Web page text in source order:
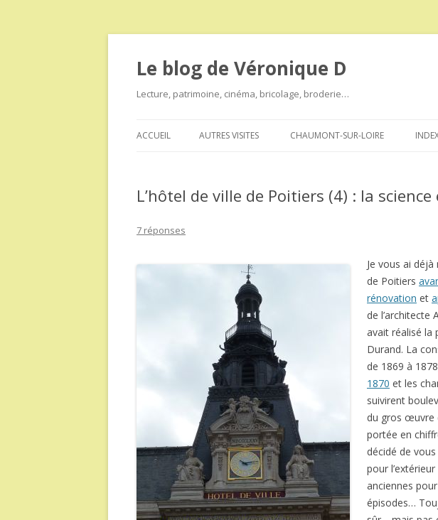
Le blog de Véronique D
Lecture, patrimoine, cinéma, bricolage, broderie…
ACCUEIL AUTRES VISITES CHAUMONT-SUR-LOIRE
L’hôtel de ville de Poitiers (4) : la
7 réponses
Je vous ai
de Poitiers
rénovation et
de l’architecte
avait réalisé la
Durand. La
de 1869 à
1870 et les
suivirent
du gros œuvre
portée en
décidé de
pour
anciennes
épisodes…